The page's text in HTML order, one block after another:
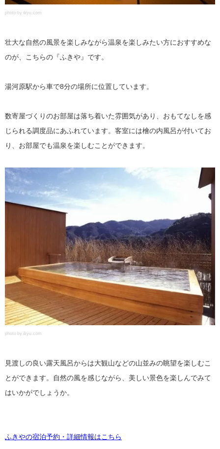
photo by ikyu.com
壮大な自然の風景を楽しみながら温泉を楽しみたい方におすすめな
のが、こちらの『ふきや』です。
湯河原駅から車で8分の場所に位置しています。
数寄屋づくりのお部屋は落ち着いた雰囲気があり、おもてなしを感
じられる調度品にあふれています。客室には檜の内風呂が付いてお
り、お部屋でも温泉を楽しむことができます。
photo by ikyu.com
見渡しの良い露天風呂からは大観山などの山並みの眺望を楽しむこ
とができます。自然の風を感じながら、美しい景色を楽しんでみて
はいかがでしょうか。
ふきやの宿泊予約・詳細情報はこちら